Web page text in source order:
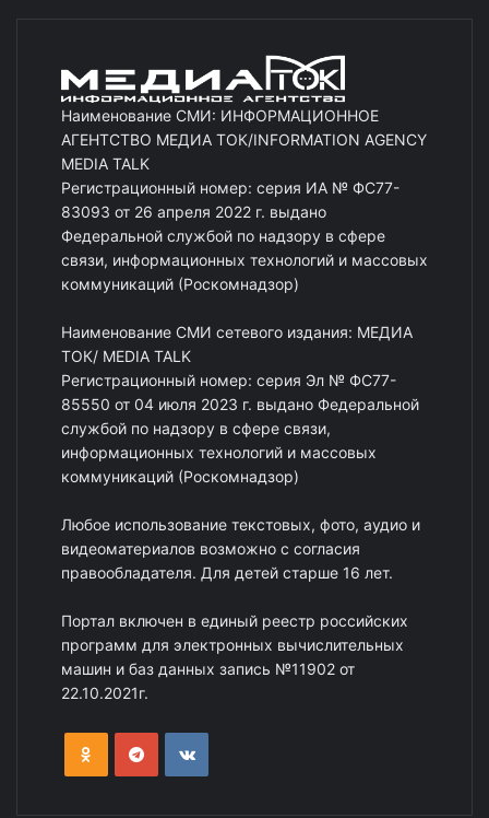
Наименование СМИ: ИНФОРМАЦИОННОЕ
АГЕНТСТВО МЕДИА ТОК/INFORMATION AGENCY
MEDIA TALK
Регистрационный номер: серия ИА № ФС77-
83093 от 26 апреля 2022 г. выдано
Федеральной службой по надзору в сфере
связи, информационных технологий и массовых
коммуникаций (Роскомнадзор)
Наименование СМИ сетевого издания: МЕДИА
ТОК/ MEDIA TALK
Регистрационный номер: серия Эл № ФС77-
85550 от 04 июля 2023 г. выдано Федеральной
службой по надзору в сфере связи,
информационных технологий и массовых
коммуникаций (Роскомнадзор)
Любое использование текстовых, фото, аудио и
видеоматериалов возможно с согласия
правообладателя. Для детей старше 16 лет.
Портал включен в единый реестр российских
программ для электронных вычислительных
машин и баз данных запись №11902 от
22.10.2021г.